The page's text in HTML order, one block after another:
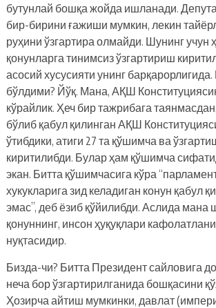
бутунлай бошқа жойда ишланади.
бир-бирини ғажиши мумкин, лекин
руҳини ўзгартира олмайди. Шунинг учун
қонунларга тинимсиз ўзгартириш
асосий хусусияти унинг
бўлдими? Йўқ. Мана, АҚШ
кўрайлик. Ҳеч бир тажрибага
бўлиб қабул қилинган АҚШ
ўтибдики, атиги 27 та қўшимча ва
киритилибди. Булар ҳам қўшимча
экан. Битта қўшимчасига кўра
хукукларига зид келадиган конун қабул
эмас”, деб ёзиб қўйилибди. Аслида мана
қонуннинг, инсон ҳуқуқлари
нуқтасидир.
Бизда-чи? Битта Президент сайловига
неча бор ўзгартирилганида бошқасини
Ҳозирча айтиш мумкинки, давлат